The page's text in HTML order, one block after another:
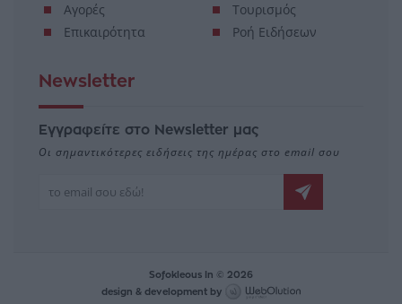
Αγορές
Επικαιρότητα
Τουρισμός
Ροή Ειδήσεων
Newsletter
Εγγραφείτε στο Newsletter μας
Οι σημαντικότερες ειδήσεις της ημέρας στο email σου
Sofokleous In © 2026
design & development by